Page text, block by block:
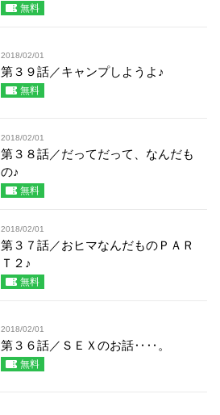
無料
2018/02/01
第３９話／キャンプしようよ♪
無料
2018/02/01
第３８話／だってだって、なんだも
の♪
無料
2018/02/01
第３７話／おヒマなんだものＰＡＲ
Ｔ２♪
無料
2018/02/01
第３６話／ＳＥＸのお話‥‥。
無料